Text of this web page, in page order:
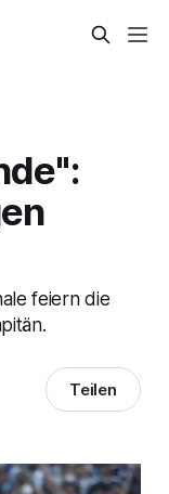
feiern die
Teilen